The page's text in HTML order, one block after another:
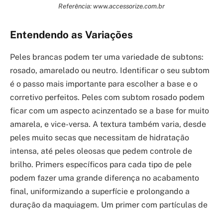
Referência: www.accessorize.com.br
Entendendo as Variações
Peles brancas podem ter uma variedade de subtons:
rosado, amarelado ou neutro. Identificar o seu subtom
é o passo mais importante para escolher a base e o
corretivo perfeitos. Peles com subtom rosado podem
ficar com um aspecto acinzentado se a base for muito
amarela, e vice-versa. A textura também varia, desde
peles muito secas que necessitam de hidratação
intensa, até peles oleosas que pedem controle de
brilho. Primers específicos para cada tipo de pele
podem fazer uma grande diferença no acabamento
final, uniformizando a superfície e prolongando a
duração da maquiagem. Um primer com partículas de